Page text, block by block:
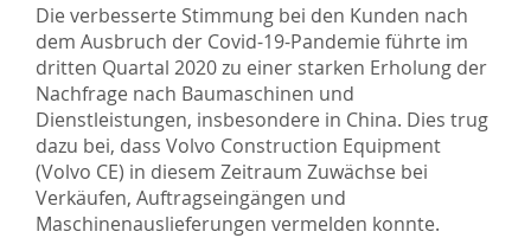
Die verbesserte Stimmung bei den Kunden nach
dem Ausbruch der Covid-19-Pandemie führte im
dritten Quartal 2020 zu einer starken Erholung der
Nachfrage nach Baumaschinen und
Dienstleistungen, insbesondere in China. Dies trug
dazu bei, dass Volvo Construction Equipment
(Volvo CE) in diesem Zeitraum Zuwächse bei
Verkäufen, Auftragseingängen und
Maschinenauslieferungen vermelden konnte.